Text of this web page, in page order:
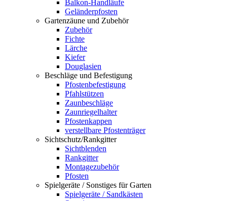
Balkon-Handläufe
Geländerpfosten
Gartenzäune und Zubehör
Zubehör
Fichte
Lärche
Kiefer
Douglasien
Beschläge und Befestigung
Pfostenbefestigung
Pfahlstützen
Zaunbeschläge
Zaunriegelhalter
Pfostenkappen
verstellbare Pfostenträger
Sichtschutz/Rankgitter
Sichtblenden
Rankgitter
Montagezubehör
Pfosten
Spielgeräte / Sonstiges für Garten
Spielgeräte / Sandkästen